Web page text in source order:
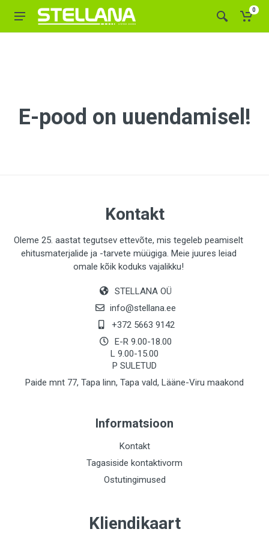
0
E-pood on uuendamisel!
Kontakt
Oleme 25. aastat tegutsev ettevõte, mis tegeleb peamiselt
ehitusmaterjalide ja -tarvete müügiga. Meie juures leiad
omale kõik koduks vajalikku!
STELLANA OÜ
info@stellana.ee
+372 5663 9142
E-R 9.00-18.00
L 9.00-15.00
P SULETUD
Paide mnt 77, Tapa linn, Tapa vald, Lääne-Viru maakond
Informatsioon
Kontakt
Tagasiside kontaktivorm
Ostutingimused
Kliendikaart